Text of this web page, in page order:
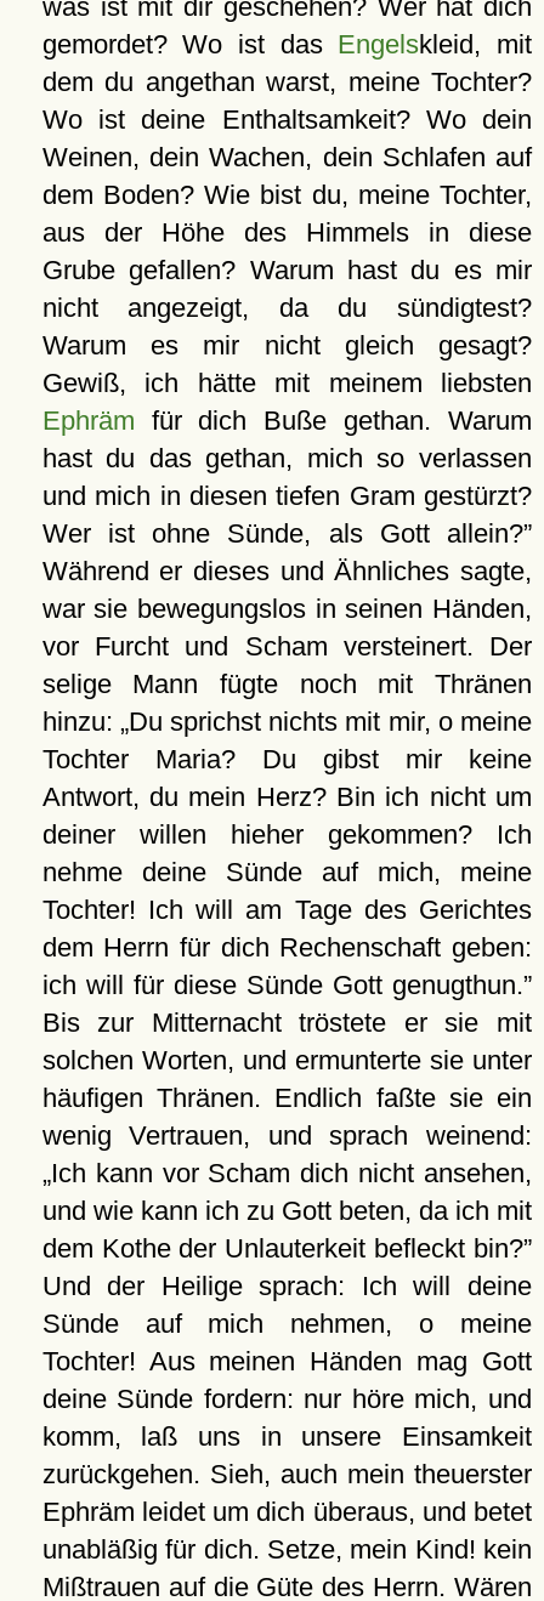
was ist mit dir geschehen? Wer hat dich
gemordet? Wo ist das Engelskleid, mit
dem du angethan warst, meine Tochter?
Wo ist deine Enthaltsamkeit? Wo dein
Weinen, dein Wachen, dein Schlafen auf
dem Boden? Wie bist du, meine Tochter,
aus der Höhe des Himmels in diese
Grube gefallen? Warum hast du es mir
nicht angezeigt, da du sündigtest?
Warum es mir nicht gleich gesagt?
Gewiß, ich hätte mit meinem liebsten
Ephräm für dich Buße gethan. Warum
hast du das gethan, mich so verlassen
und mich in diesen tiefen Gram gestürzt?
Wer ist ohne Sünde, als Gott allein?
Während er dieses und Ähnliches sagte,
war sie bewegungslos in seinen Händen,
vor Furcht und Scham versteinert. Der
selige Mann fügte noch mit Thränen
hinzu: Du sprichst nichts mit mir, o meine
Tochter Maria? Du gibst mir keine
Antwort, du mein Herz? Bin ich nicht um
deiner willen hieher gekommen? Ich
nehme deine Sünde auf mich, meine
Tochter! Ich will am Tage des Gerichtes
dem Herrn für dich Rechenschaft geben:
ich will für diese Sünde Gott genugthun.
Bis zur Mitternacht tröstete er sie mit
solchen Worten, und ermunterte sie unter
häufigen Thränen. Endlich faßte sie ein
wenig Vertrauen, und sprach weinend:
Ich kann vor Scham dich nicht ansehen,
und wie kann ich zu Gott beten, da ich mit
dem Kothe der Unlauterkeit befleckt bin?
Und der Heilige sprach: Ich will deine
Sünde auf mich nehmen, o meine
Tochter! Aus meinen Händen mag Gott
deine Sünde fordern: nur höre mich, und
komm, laß uns in unsere Einsamkeit
zurückgehen. Sieh, auch mein theuerster
Ephräm leidet um dich überaus, und betet
unabläßig für dich. Setze, mein Kind! kein
Mißtrauen auf die Güte des Herrn. Wären